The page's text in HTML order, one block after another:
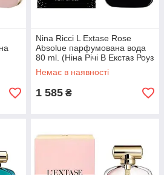
Nina Ricci L Extase Rose
Absolue парфумована вода
80 ml. (Ніна Річі В Екстаз Роуз
Абсолю)
Немає в наявності
1 585 ₴